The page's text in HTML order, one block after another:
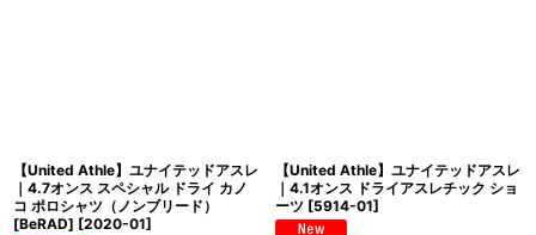
【United Athle】ユナイテッドアスレ
｜4.7オンス スペシャル ドライ カノ
コ ポロシャツ（ノンブリード）
[BeRAD] [2020-01]
【United Athle】ユナイテッドアスレ
｜4.1オンス ドライアスレチック ショ
ーツ [5914-01]